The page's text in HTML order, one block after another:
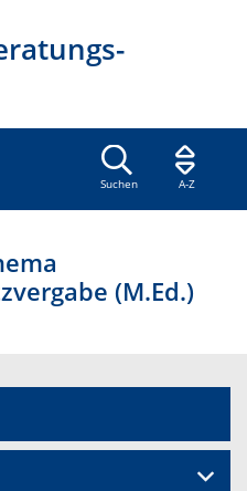
Suchen A-Z
(M.Ed.)